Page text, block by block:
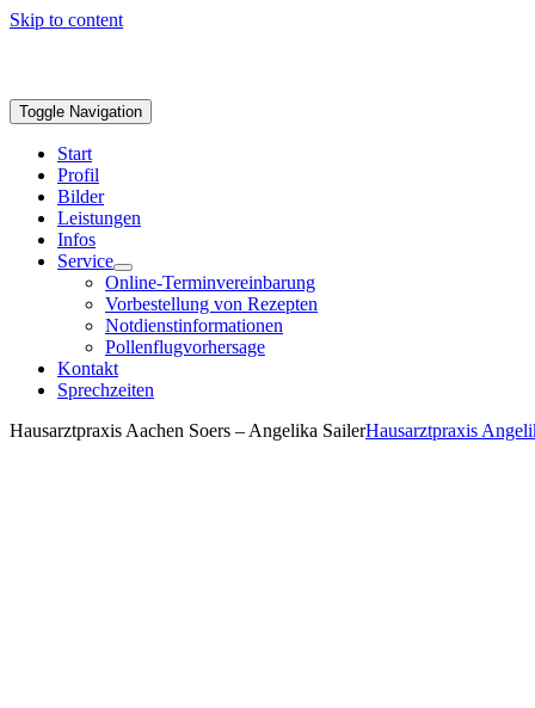
Skip to content
Toggle Navigation
Start
Profil
Bilder
Leistungen
Infos
Service
Online-Terminvereinbarung
Vorbestellung von Rezepten
Notdienstinformationen
Pollenflugvorhersage
Kontakt
Sprechzeiten
Hausarztpraxis Aachen Soers – Angelika SailerHausarztpraxis